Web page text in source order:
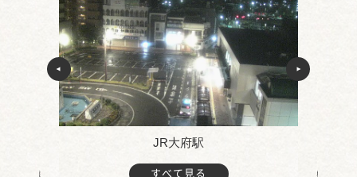
JR大府駅
すべて見る